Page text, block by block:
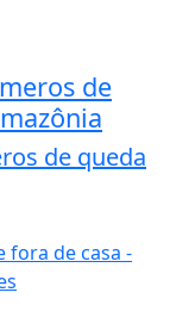
de
de queda